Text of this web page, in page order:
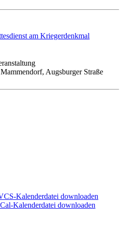
am Kriegerdenkmal
Augsburger Straße
Kalenderdatei downloaden
Kalenderdatei downloaden